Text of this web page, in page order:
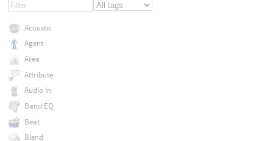
Acoustic
Agent
Area
Attribute
Audio In
Band EQ
Beat
Blend